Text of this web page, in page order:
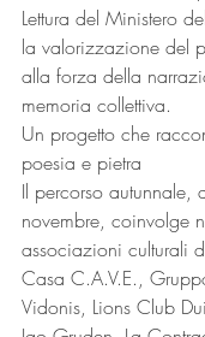
Lettura del Ministero
la valorizzazione del
alla forza della
memoria collettiva.
Un progetto che
poesia e pietra
Il percorso autunnale,
novembre, coinvolge
associazioni culturali
Casa C.A.V.E.,
Vidonis, Lions Club